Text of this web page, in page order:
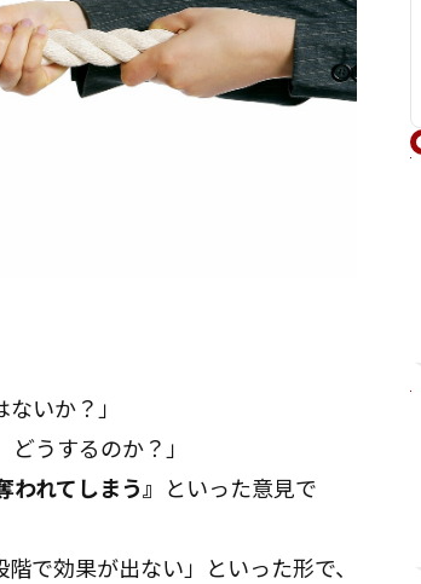
いか？」
うするのか？」
れてしまう』 といった意見で
で効果が出ない」といった形で、